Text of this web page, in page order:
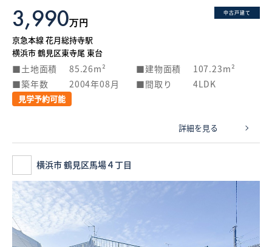
中古戸建て
3,990万円
京急本線 花月総持寺駅
横浜市 鶴見区東寺尾 東台
土地面積 85.26m² 建物面積
107.23m²
築年数
2004年08月 間取り 4LDK
見学予約可能
詳細を見る
横浜市 鶴見区馬場４丁目